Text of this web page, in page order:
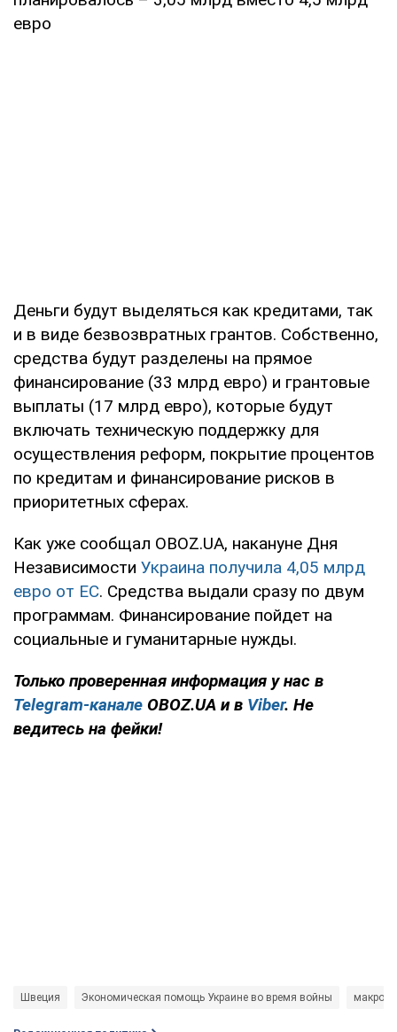
евро
Деньги будут выделяться как кредитами, так
и в виде безвозвратных грантов. Собственно,
средства будут разделены на прямое
финансирование (33 млрд евро) и грантовые
выплаты (17 млрд евро), которые будут
включать техническую поддержку для
осуществления реформ, покрытие процентов
по кредитам и финансирование рисков в
приоритетных сферах.
Как уже сообщал OBOZ.UA, накануне Дня
Независимости Украина получила 4,05 млрд
евро от ЕС. Средства выдали сразу по двум
программам. Финансирование пойдет на
социальные и гуманитарные нужды.
Только проверенная информация у нас в
Telegram-канале OBOZ.UA и в Viber. Не
ведитесь на фейки!
Швеция Экономическая помощь Украине во время войны